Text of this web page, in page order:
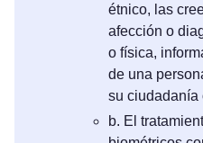
étnico, las
afección o
o física,
de una
su ciudadanía
b. El